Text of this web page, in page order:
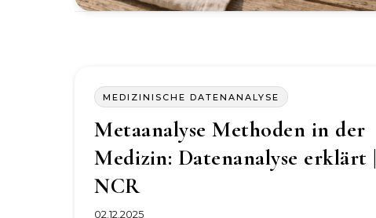
MEDIZINISCHE DATENANALYSE
Metaanalyse Methoden in der
Medizin: Datenanalyse erklärt |
NCR
02.12.2025